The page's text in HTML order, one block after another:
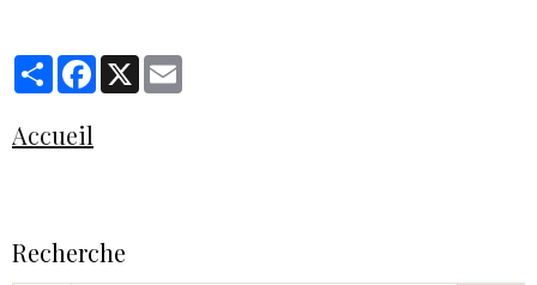
PartagerFacebook
X
Accueil
Recherche